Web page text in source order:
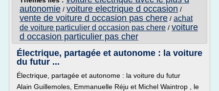
autonomie / voiture electrique d occasion /
vente de voiture d occasion pas chere / achat
de voiture particulier d occasion pas chere / voiture
d occasion particulier pas cher
Électrique, partagée et autonome : la voiture
du futur ...
Électrique, partagée et autonome : la voiture du futur
Alain Guillemoles, Emmanuelle Réju et Michel Waintrop , le